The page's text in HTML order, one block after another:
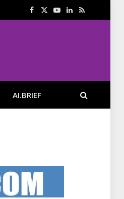
Facebook
X
YouTube
LinkedIn
RSS
AI.BRIEF